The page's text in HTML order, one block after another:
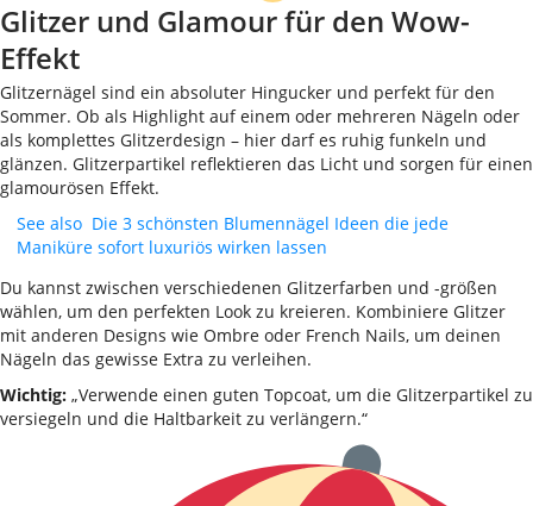
Glitzer und Glamour für den Wow-
Effekt
Glitzernägel sind ein absoluter Hingucker und perfekt für den
Sommer. Ob als Highlight auf einem oder mehreren Nägeln oder
als komplettes Glitzerdesign – hier darf es ruhig funkeln und
glänzen. Glitzerpartikel reflektieren das Licht und sorgen für einen
glamourösen Effekt.
See also Die 3 schönsten Blumennägel Ideen die jede
Maniküre sofort luxuriös wirken lassen
Du kannst zwischen verschiedenen Glitzerfarben und -größen
wählen, um den perfekten Look zu kreieren. Kombiniere Glitzer
mit anderen Designs wie Ombre oder French Nails, um deinen
Nägeln das gewisse Extra zu verleihen.
Wichtig: „Verwende einen guten Topcoat, um die Glitzerpartikel zu
versiegeln und die Haltbarkeit zu verlängern.“